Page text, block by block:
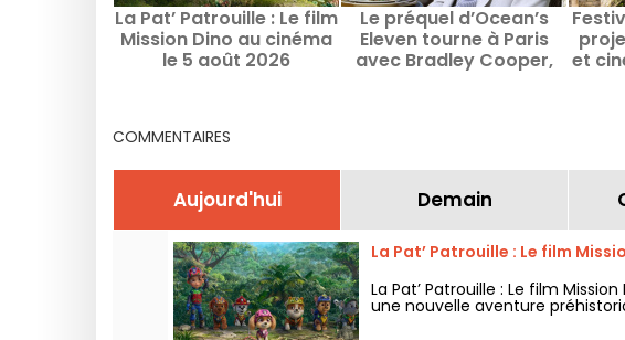
La Pat’ Patrouille : Le film
Mission Dino au cinéma
le 5 août 2026
Le préquel d’Ocean’s
Eleven tourne à Paris
avec Bradley Cooper,
et
COMMENTAIRES
Aujourd'hui Demain
La Pat’ Patrouille : Le film
La Pat’ Patrouille : Le film
une nouvelle aventure